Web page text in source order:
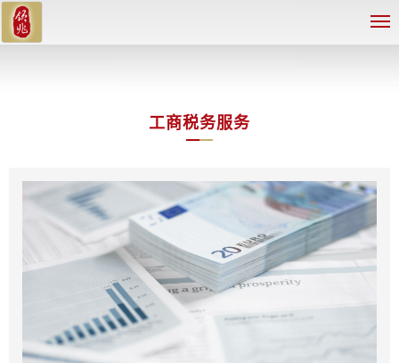
工商税务服务